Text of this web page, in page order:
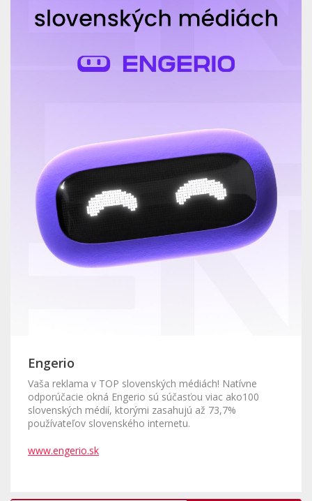
Engerio
Vaša reklama v TOP slovenských médiách! Natívne
odporúčacie okná Engerio sú súčasťou viac ako100
slovenských médií, ktorými zasahujú až 73,7%
používateľov slovenského internetu.
www.engerio.sk